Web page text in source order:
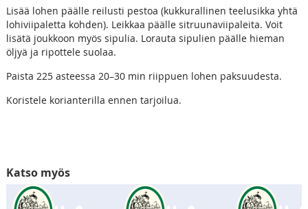
Lisää lohen päälle reilusti pestoa (kukkurallinen teelusikka yhtä
lohiviipaletta kohden). Leikkaa päälle sitruunaviipaleita. Voit
lisätä joukkoon myös sipulia. Lorauta sipulien päälle hieman
öljyä ja ripottele suolaa.
Paista 225 asteessa 20–30 min riippuen lohen paksuudesta.
Koristele korianterilla ennen tarjoilua.
Katso myös